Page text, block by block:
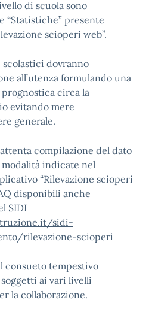
di scuola sono
“Statistiche” presente
scioperi web”.
dovranno
all’utenza formulando una
circa la
evitando mere
generale.
compilazione del dato
indicate nel
“Rilevazione scioperi
disponibili anche
SIDI
sidi-
rilevazione-scioperi
consueto tempestivo
ai vari livelli
la collaborazione.